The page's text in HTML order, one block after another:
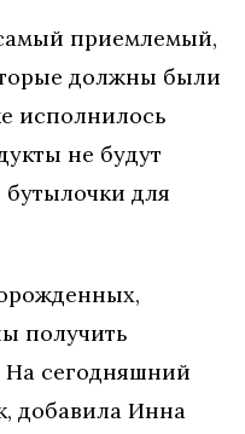
приемлемый,
должны были
исполнилось
не будут
для
получить
сегодняшний
добавила Инна